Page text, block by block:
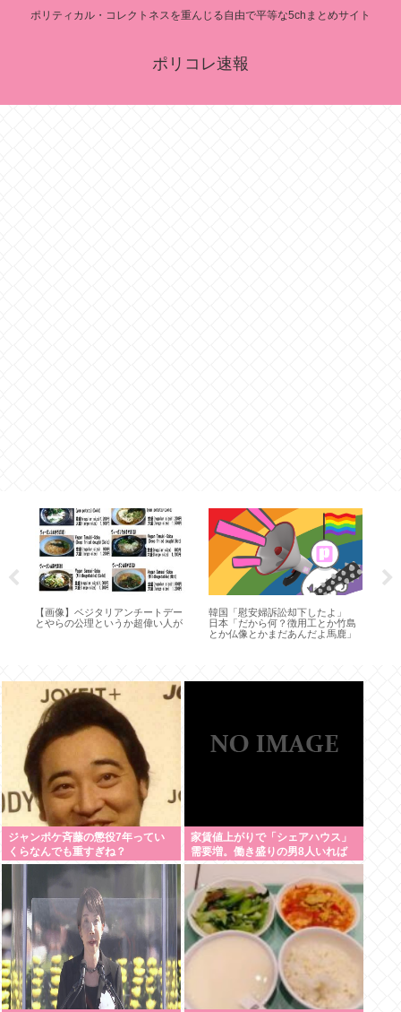
ポリティカル・コレクトネスを重んじる自由で平等な5chまとめサイト
ポリコレ速報
【画像】ベジタリアンチートデー
とやらの公理というか超偉い人が
韓国「慰安婦訴訟却下したよ」
日本「だから何？徴用工とか竹島
とか仏像とかまだあんだよ馬鹿」
ジャンポケ斉藤の懲役7年ってい
くらなんでも重すぎね？
家賃値上がりで「シェアハウス」
需要増。働き盛りの男8人いれば
一軒家暮らしも余裕で毎日楽しい